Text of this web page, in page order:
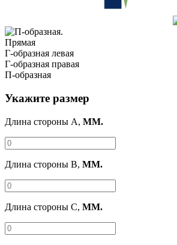
Прямая
Г-образная левая
Г-образная правая
П-образная
Укажите размер
Длина стороны A, ММ.
Длина стороны B, ММ.
Длина стороны C, ММ.